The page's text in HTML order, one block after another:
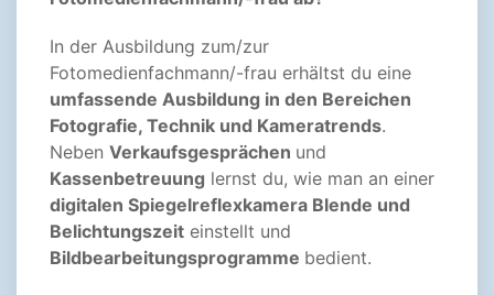
In der Ausbildung zum/zur
Fotomedienfachmann/-frau erhältst du eine
umfassende Ausbildung in den Bereichen
Fotografie, Technik und Kameratrends.
Neben Verkaufsgesprächen und
Kassenbetreuung lernst du, wie man an einer
digitalen Spiegelreflexkamera Blende und
Belichtungszeit einstellt und
Bildbearbeitungsprogramme bedient.